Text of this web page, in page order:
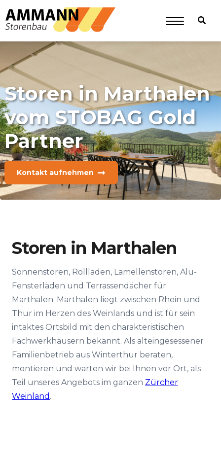
Storen in Marthalen
vom STOBAG Gold
Partner
Kontakt aufnehmen
Storen in Marthalen
Sonnenstoren, Rollladen, Lamellenstoren, Alu-
Fensterläden und Terrassendächer für
Marthalen. Marthalen liegt zwischen Rhein und
Thur im Herzen des Weinlands und ist für sein
intaktes Ortsbild mit den charakteristischen
Fachwerkhäusern bekannt. Als alteingesessener
Familienbetrieb aus Winterthur beraten,
montieren und warten wir bei Ihnen vor Ort, als
Teil unseres Angebots im ganzen Zürcher
Weinland .